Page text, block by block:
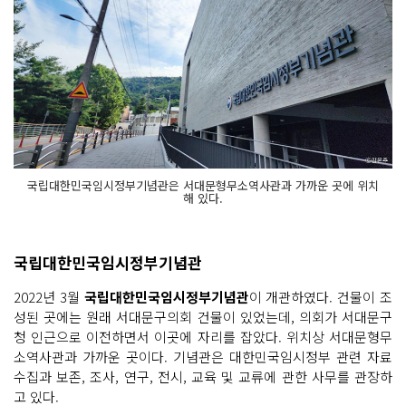
국립대한민국임시정부기념관은 서대문형무소역사관과 가까운 곳에 위치
해 있다.
국립대한민국임시정부기념관
2022년 3월 국립대한민국임시정부기념관이 개관하였다. 건물이 조
성된 곳에는 원래 서대문구의회 건물이 있었는데, 의회가 서대문구
청 인근으로 이전하면서 이곳에 자리를 잡았다. 위치상 서대문형무
소역사관과 가까운 곳이다. 기념관은 대한민국임시정부 관련 자료
수집과 보존, 조사, 연구, 전시, 교육 및 교류에 관한 사무를 관장하
고 있다.